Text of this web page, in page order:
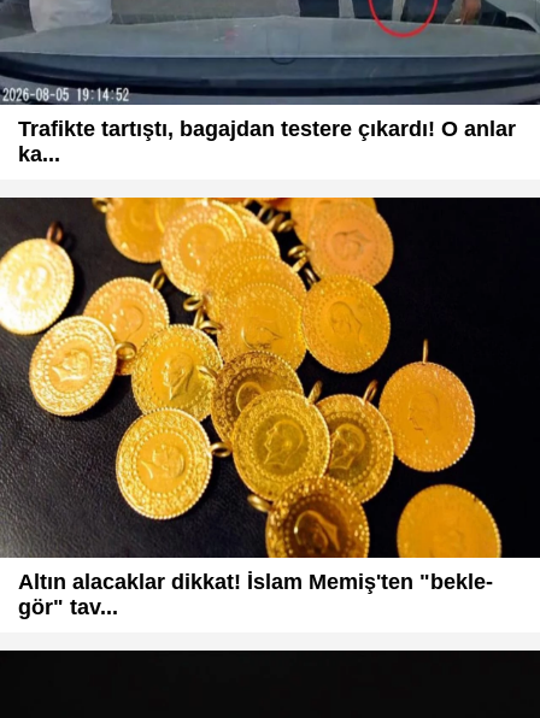
Trafikte tartıştı, bagajdan testere çıkardı! O anlar
ka...
Altın alacaklar dikkat! İslam Memiş'ten "bekle-
gör" tav...